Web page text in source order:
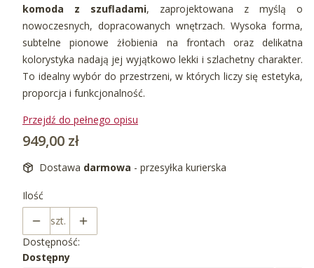
komoda z szufladami, zaprojektowana z myślą o
nowoczesnych, dopracowanych wnętrzach. Wysoka forma,
subtelne pionowe żłobienia na frontach oraz delikatna
kolorystyka nadają jej wyjątkowo lekki i szlachetny charakter.
To idealny wybór do przestrzeni, w których liczy się estetyka,
proporcja i funkcjonalność.
Przejdź do pełnego opisu
Cena
949,00 zł
Dostawa darmowa - przesyłka kurierska
Ilość
szt.
Dostępność:
Dostępny